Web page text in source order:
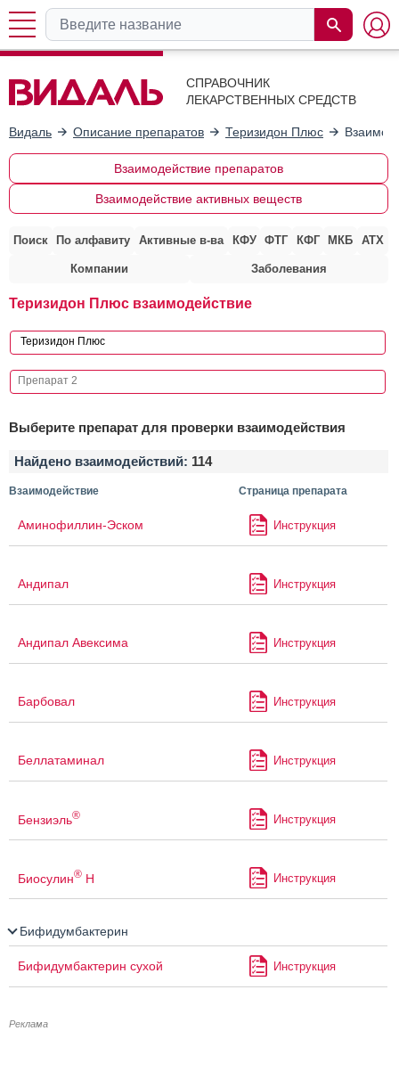
СПРАВОЧНИК
ЛЕКАРСТВЕННЫХ СРЕДСТВ
Видаль Описание препаратов Теризидон Плюс
Взаимодействие препаратов
Взаимодействие активных веществ
Поиск По алфавиту Активные в-ва КФУ ФТГ КФГ МКБ АТХ
Компании Заболевания
Теризидон Плюс взаимодействие
Выберите препарат для проверки взаимодействия
Найдено взаимодействий: 114
Взаимодействие Страница препарата
Аминофиллин-Эском Инструкция
Андипал Инструкция
Андипал Авексима Инструкция
Барбовал Инструкция
Беллатаминал Инструкция
Бензиэль® Инструкция
Биосулин® Н Инструкция
Бифидумбактерин
Бифидумбактерин сухой Инструкция
Реклама